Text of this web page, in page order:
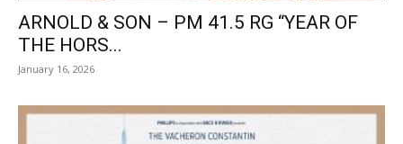
ARNOLD & SON – PM 41.5 RG “YEAR OF
THE HORS...
January 16, 2026